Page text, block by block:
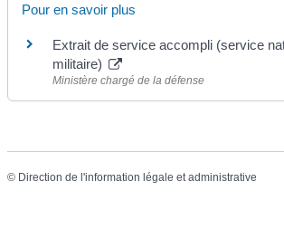
Pour en savoir plus
Extrait de service accompli (service
militaire)
Ministère chargé de la défense
© Direction de l'information légale et administrative